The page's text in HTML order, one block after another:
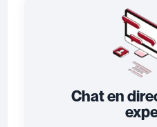
Chat en